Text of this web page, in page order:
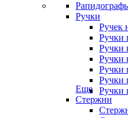
Ручки
Ручек
Ручки
Ручки
Ручки
Ручки
Ручки
Ручки
Еще
Стержни